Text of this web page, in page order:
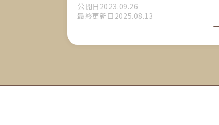
公開日2023.09.26
最終更新日2025.08.13